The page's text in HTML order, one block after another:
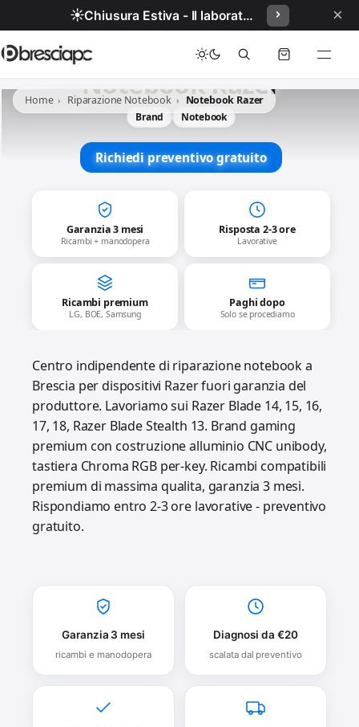
☀️ Chiusura Estiva - Il laboratorio resterà chiuso per ferie dal 29/06/2026 al 05/07/2026 compresi. ×
Home Riparazione Notebook Notebook Razer
Notebook Razer
Brand Notebook
Richiedi preventivo gratuito
Garanzia 3 mesi
Ricambi + manodopera
Risposta 2-3 ore
Lavorative
Ricambi premium
LG, BOE, Samsung
Paghi dopo
Solo se procediamo
Centro indipendente di riparazione notebook a
Brescia per dispositivi Razer fuori garanzia del
produttore. Lavoriamo sui Razer Blade 14, 15, 16,
17, 18, Razer Blade Stealth 13. Brand gaming
premium con costruzione alluminio CNC unibody,
tastiera Chroma RGB per-key. Ricambi compatibili
premium di massima qualita, garanzia 3 mesi.
Rispondiamo entro 2-3 ore lavorative - preventivo
gratuito.
Garanzia 3 mesi
ricambi e manodopera
Diagnosi da €20
scalata dal preventivo